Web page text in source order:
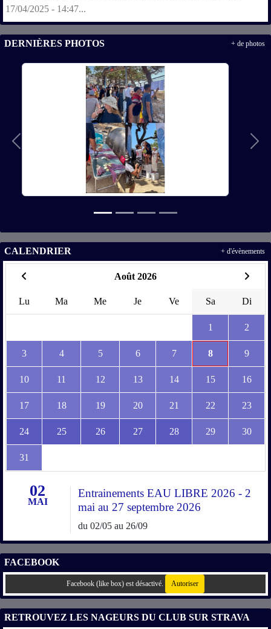
17/04/2025 - 14:47...
DERNIÈRES PHOTOS
Précedent
+ de photos
CALENDRIER
Août 2026
Lu Ma Me Je Ve Sa Di
1 2
3 4 5 6 7 8 9
10 11 12 13 14 15 16
17 18 19 20 21 22 23
24 25 26 27 28 29 30
31
02
MAI
Entrainements EAU LIBRE 2026 - 2
mai au 27 septembre 2026
du 02/05 au 26/09
+ d'évènements
FACEBOOK
Facebook (like box) est désactivé. Autoriser
RETROUVEZ LES NAGEURS DU CLUB SUR STRAVA